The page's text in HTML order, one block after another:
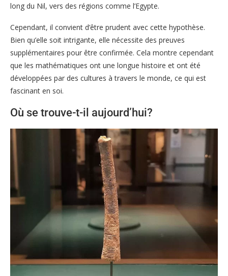
long du Nil, vers des régions comme l’Egypte.
Cependant, il convient d’être prudent avec cette hypothèse.
Bien qu’elle soit intrigante, elle nécessite des preuves
supplémentaires pour être confirmée. Cela montre cependant
que les mathématiques ont une longue histoire et ont été
développées par des cultures à travers le monde, ce qui est
fascinant en soi.
Où se trouve-t-il aujourd’hui?